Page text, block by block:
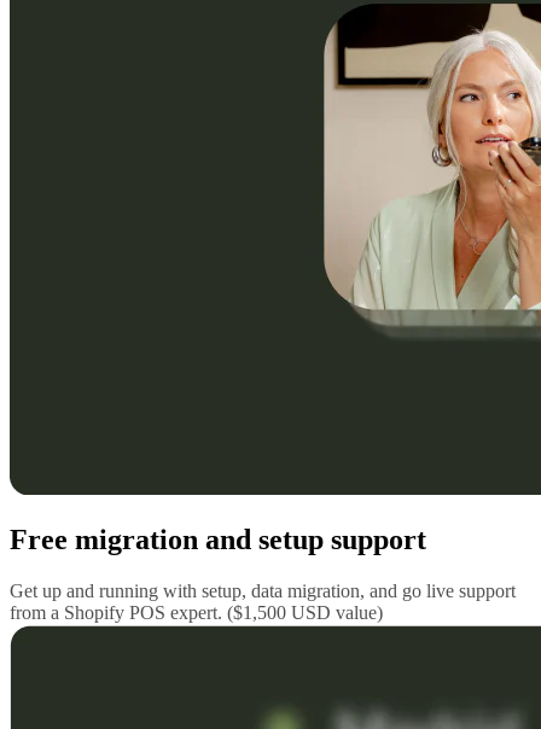
Free migration and setup support
Get up and running with setup, data migration, and go live support
from a Shopify POS expert. ($1,500 USD value)